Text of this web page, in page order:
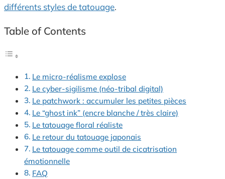
différents styles de tatouage.
Table of Contents
Le micro-réalisme explose
Le cyber-sigilisme (néo-tribal digital)
Le patchwork : accumuler les petites pièces
Le “ghost ink” (encre blanche / très claire)
Le tatouage floral réaliste
Le retour du tatouage japonais
Le tatouage comme outil de cicatrisation
émotionnelle
FAQ